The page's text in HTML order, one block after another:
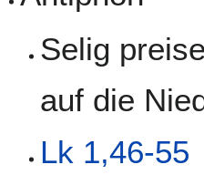
Selig
auf die
Lk 1,46-55